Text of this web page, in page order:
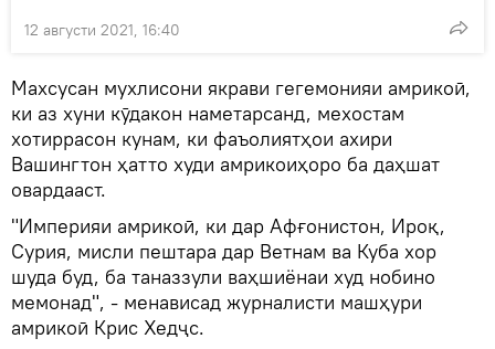
12 августи 2021, 16:40
Махсусан мухлисони якрави гегемонияи амрикоӣ,
ки аз хуни кӯдакон наметарсанд, мехостам
хотиррасон кунам, ки фаъолиятҳои ахири
Вашингтон ҳатто худи амрикоиҳоро ба даҳшат
овардааст.
"Империяи амрикоӣ, ки дар Афғонистон, Ироқ,
Сурия, мисли пештара дар Ветнам ва Куба хор
шуда буд, ба таназзули ваҳшиёнаи худ нобино
мемонад", - менависад журналисти машҳури
амрикоӣ Крис Хедҷс.